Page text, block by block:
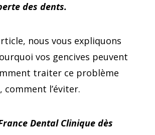
des dents.
nous vous expliquons
vos gencives peuvent
traiter ce problème
l’éviter.
Dental Clinique dès